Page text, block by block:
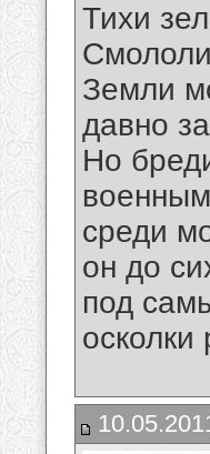
Тихи
Земли
давно
Но
среди
он до
под